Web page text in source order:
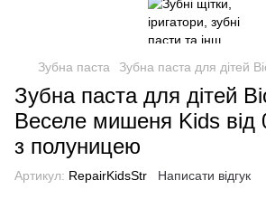
Зубна паста Зубна паста для дітей
Зубна паста для дітей
Веселе мишеня Kids від
з полуницею
Артикул: RepairKidsStr Написати відгук